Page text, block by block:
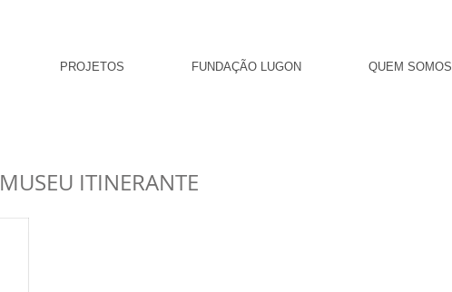
PROJETOS FUNDAÇÃO LUGON QUEM SOMOS
MUSEU ITINERANTE